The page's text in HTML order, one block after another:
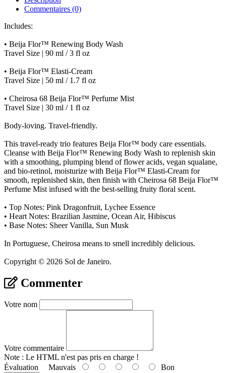
Commentaires (0)
Includes:
• Beija Flor™ Renewing Body Wash
Travel Size | 90 ml / 3 fl oz
• Beija Flor™ Elasti-Cream
Travel Size | 50 ml / 1.7 fl oz
• Cheirosa 68 Beija Flor™ Perfume Mist
Travel Size | 30 ml / 1 fl oz
Body-loving. Travel-friendly.
This travel-ready trio features Beija Flor™ body care essentials.
Cleanse with Beija Flor™ Renewing Body Wash to replenish skin
with a smoothing, plumping blend of flower acids, vegan squalane,
and bio-retinol, moisturize with Beija Flor™ Elasti-Cream for
smooth, replenished skin, then finish with Cheirosa 68 Beija Flor™
Perfume Mist infused with the best-selling fruity floral scent.
• Top Notes: Pink Dragonfruit, Lychee Essence
• Heart Notes: Brazilian Jasmine, Ocean Air, Hibiscus
• Base Notes: Sheer Vanilla, Sun Musk
In Portuguese, Cheirosa means to smell incredibly delicious.
Copyright © 2026 Sol de Janeiro.
Commenter
Votre nom
Votre commentaire
Note : Le HTML n'est pas pris en charge !
Évaluation Mauvais Bon